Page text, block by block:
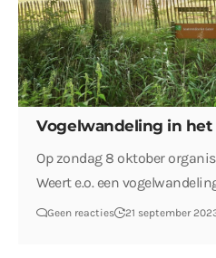
Vogelwandeling in het
Op zondag 8 oktober
Weert e.o. een
Geen reacties 21 september